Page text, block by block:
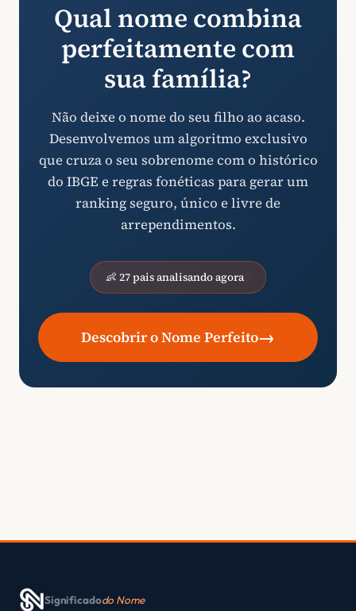
Qual nome combina
perfeitamente com
sua família?
Não deixe o nome do seu filho ao acaso.
Desenvolvemos um algoritmo exclusivo
que cruza o seu sobrenome com o histórico
do IBGE e regras fonéticas para gerar um
ranking seguro, único e livre de
arrependimentos.
👶 27 pais analisando agora
Descobrir o Nome Perfeito→
Significadodo Nome